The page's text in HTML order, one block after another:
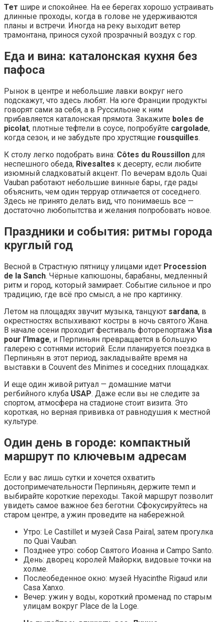
Тет шире и спокойнее. На ее берегах хорошо устраивать
длинные проходы, когда в голове не удерживаются
планы и встречи. Иногда на реку выходит ветер
трамонтана, принося сухой прозрачный воздух с гор.
Еда и вина: каталонская кухня без
пафоса
Рынок в центре и небольшие лавки вокруг него
подскажут, что здесь любят. На юге Франции продукты
говорят сами за себя, а в Руссильоне к ним
прибавляется каталонская прямота. Закажите boles de
picolat, плотные тефтели в соусе, попробуйте cargolade,
когда сезон, и не забудьте про хрустящие rousquilles.
К столу легко подобрать вина: Côtes du Roussillon для
неспешного обеда, Rivesaltes к десерту, если любите
изюмный сладковатый акцент. По вечерам вдоль Quai
Vauban работают небольшие винные бары, где рады
объяснить, чем один терруар отличается от соседнего.
Здесь не принято делать вид, что понимаешь все —
достаточно любопытства и желания попробовать новое.
Праздники и события: ритмы города
круглый год
Весной в Страстную пятницу улицами идет Procession
de la Sanch. Чёрные капюшоны, барабаны, медленный
ритм и город, который замирает. Событие сильное и про
традицию, где всё про смысл, а не про картинку.
Летом на площадях звучит музыка, танцуют sardana, в
окрестностях вспыхивают костры в ночь святого Жана.
В начале осени проходит фестиваль фоторепортажа Visa
pour l’Image, и Перпиньян превращается в большую
галерею с сотнями историй. Если планируется поездка в
Перпиньян в этот период, закладывайте время на
выставки в Couvent des Minimes и соседних площадках.
И еще один живой ритуал — домашние матчи
регбийного клуба USAP. Даже если вы не следите за
спортом, атмосфера на стадионе стоит визита. Это
короткая, но верная прививка от равнодушия к местной
культуре.
Один день в городе: компактный
маршрут по ключевым адресам
Если у вас лишь сутки и хочется охватить
достопримечательности Перпиньян, держите темп и
выбирайте короткие переходы. Такой маршрут позволит
увидеть самое важное без беготни. Сфокусируйтесь на
старом центре, а ужин проведите на набережной.
Утро: Le Castillet и музей Casa Pairal, затем прогулка
по Quai Vauban.
Позднее утро: собор Святого Иоанна и Campo Santo.
День: дворец королей Майорки, видовые точки на
холме.
Послеобеденное окно: музей Hyacinthe Rigaud или
Casa Xanxo.
Вечер: ужин у воды, короткий променад по старым
улицам вокруг Place de la Loge.